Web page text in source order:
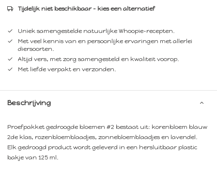
Tijdelijk niet beschikbaar – kies een alternatief
Uniek samengestelde natuurlijke Whoopie-recepten.
Met veel kennis van en persoonlijke ervaringen met allerlei
diersoorten.
Altijd vers, met zorg samengesteld en kwaliteit voorop.
Met liefde verpakt en verzonden.
Beschrijving
Proefpakket gedroogde bloemen #2 bestaat uit: korenbloem blauw
2de klas, rozenbloemblaadjes, zonnebloemblaadjes en lavendel.
Elk gedroogd product wordt geleverd in een hersluitbaar plastic
bakje van 125 ml.